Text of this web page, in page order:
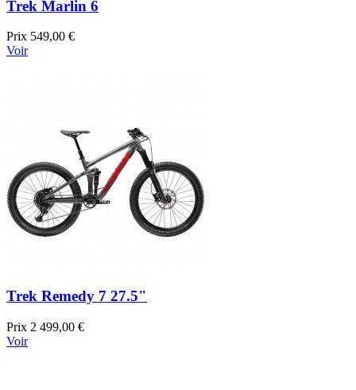
Trek Marlin 6
Prix 549,00 €
Voir
Trek Remedy 7 27.5"
Prix 2 499,00 €
Voir